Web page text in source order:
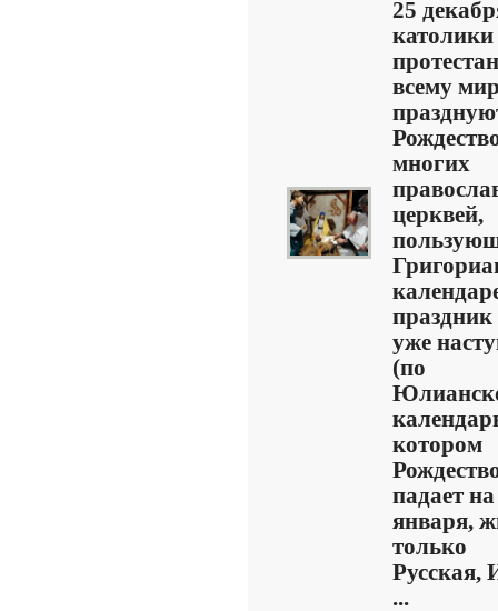
25
католики
всему
многих
церквей,
праздник
уже
(по
котором
падает
января,
только
Русская,
...